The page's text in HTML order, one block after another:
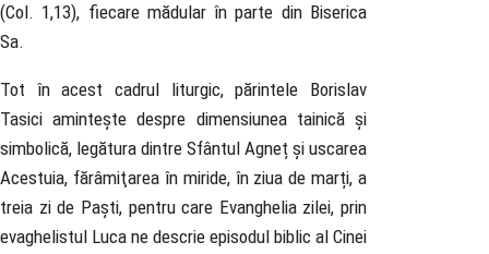
(Col. 1,13), fiecare mădular în parte din Biserica
Sa.
Tot în acest cadrul liturgic, părintele Borislav
Tasici amintește despre dimensiunea tainică și
simbolică, legătura dintre Sfântul Agneț și uscarea
Acestuia, fărâmiţarea în miride, în ziua de marți, a
treia zi de Paști, pentru care Evanghelia zilei, prin
evaghelistul Luca ne descrie episodul biblic al Cinei